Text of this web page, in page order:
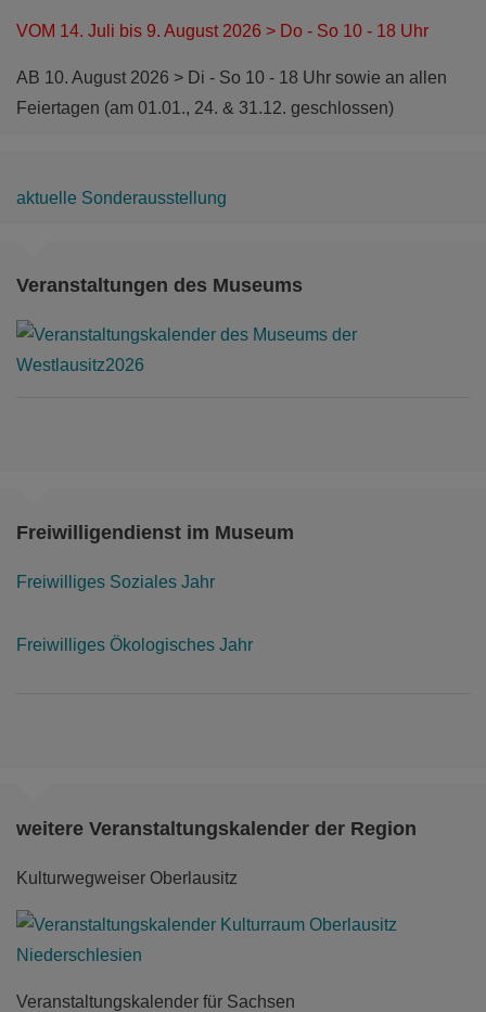
VOM 14. Juli bis 9. August 2026 > Do - So 10 - 18 Uhr
AB 10. August 2026 > Di - So 10 - 18 Uhr sowie an allen
Feiertagen (am 01.01., 24. & 31.12. geschlossen)
aktuelle Sonderausstellung
Veranstaltungen des Museums
Freiwilligendienst im Museum
Freiwilliges Soziales Jahr
Freiwilliges Ökologisches Jahr
weitere Veranstaltungskalender der Region
Kulturwegweiser Oberlausitz
Veranstaltungskalender für Sachsen